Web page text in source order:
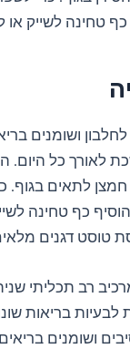
טחינה לשייק או
ושומנים
לאורך כל היום.
חמצן לתאים בגוף.
כף טחינה
טוסט דגנים
רב תכליתי
לבעיות בריאות
ושומנים